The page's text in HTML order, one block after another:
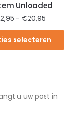
Unloaded
- €20,95
selecteren
u uw post in